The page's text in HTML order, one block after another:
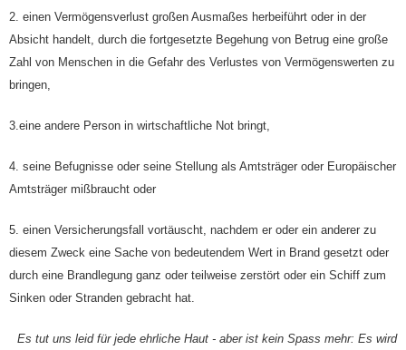
2. einen Vermögensverlust großen Ausmaßes herbeiführt oder in der
Absicht handelt, durch die fortgesetzte Begehung von Betrug eine große
Zahl von Menschen in die Gefahr des Verlustes von Vermögenswerten zu
bringen,
3.eine andere Person in wirtschaftliche Not bringt,
4. seine Befugnisse oder seine Stellung als Amtsträger oder Europäischer
Amtsträger mißbraucht oder
5. einen Versicherungsfall vortäuscht, nachdem er oder ein anderer zu
diesem Zweck eine Sache von bedeutendem Wert in Brand gesetzt oder
durch eine Brandlegung ganz oder teilweise zerstört oder ein Schiff zum
Sinken oder Stranden gebracht hat.
Es tut uns leid für jede ehrliche Haut - aber ist kein Spass mehr: Es wird